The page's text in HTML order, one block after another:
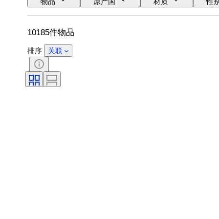
语言
颜色 表芯 时代
10185件物品
排序 关联